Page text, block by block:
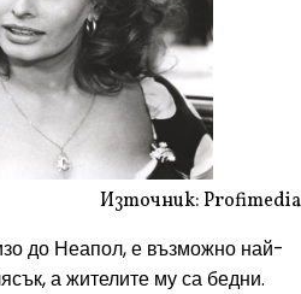
Източник: Profimedia
до Неапол, е възможно най-
а жителите му са бедни.